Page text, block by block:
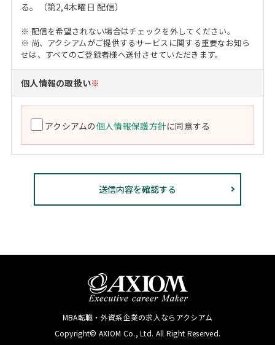
る。（第2,4木曜日 配信）
※ 配信を希望されない場合はチェックを外してください。
※ 尚、アクシアムがご提供するサービスに関する重要なお知ら
せは、すべてのご登録者様へ送付させていただきます。
個人情報の取扱い※
アクシアムの個人情報保護方針に同意する
MBA転職・外資系企業の求人ならアクシアム
Copyright© AXIOM Co., Ltd. All Right Reserved.